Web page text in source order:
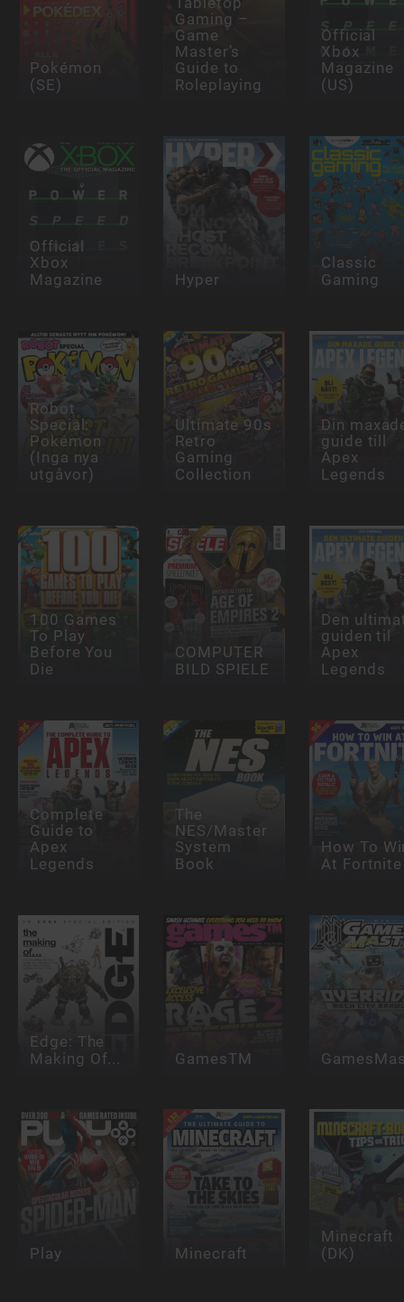
Pokémon
(SE)
Gaming –
Game
Master’s
Guide to
Roleplaying
Official
Xbox
Magazine
(US)
Official
Xbox
Magazine Hyper
Classic
Gaming
Robot
Special:
Pokémon
(Inga nya
utgåvor)
Ultimate 90s
Retro
Gaming
Collection
Din
guide till
Apex
Legends
100 Games
To Play
Before You
Die
COMPUTER
BILD SPIELE
Den
guiden til
Apex
Legends
Complete
Guide to
Apex
Legends
The
NES/Master
System
Book
How To
At Fortnite
Edge: The
Making Of...
GamesTM
Play Minecraft
Minecraft
(DK)